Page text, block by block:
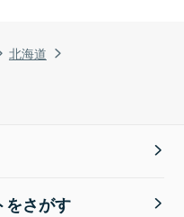
北海道
をさがす